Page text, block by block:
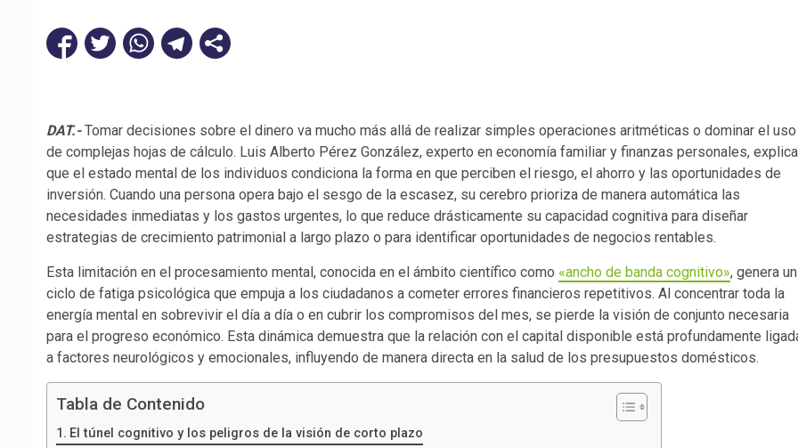
DAT.-Tomar decisiones sobre el dinero va mucho más allá de realizar simples operaciones aritméticas o dominar el uso
de complejas hojas de cálculo. Luis Alberto Pérez González, experto en economía familiar y finanzas personales, explica
que el estado mental de los individuos condiciona la forma en que perciben el riesgo, el ahorro y las oportunidades de
inversión. Cuando una persona opera bajo el sesgo de la escasez, su cerebro prioriza de manera automática las
necesidades inmediatas y los gastos urgentes, lo que reduce drásticamente su capacidad cognitiva para diseñar
estrategias de crecimiento patrimonial a largo plazo o para identificar oportunidades de negocios rentables.
Esta limitación en el procesamiento mental, conocida en el ámbito científico como «ancho de banda cognitivo», genera un
ciclo de fatiga psicológica que empuja a los ciudadanos a cometer errores financieros repetitivos. Al concentrar toda la
energía mental en sobrevivir el día a día o en cubrir los compromisos del mes, se pierde la visión de conjunto necesaria
para el progreso económico. Esta dinámica demuestra que la relación con el capital disponible está profundamente
a factores neurológicos y emocionales, influyendo de manera directa en la salud de los presupuestos domésticos.
Tabla de Contenido
El túnel cognitivo y los peligros de la visión de corto plazo